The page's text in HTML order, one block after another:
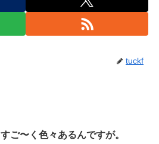
tuckf
すご〜く色々あるんですが。